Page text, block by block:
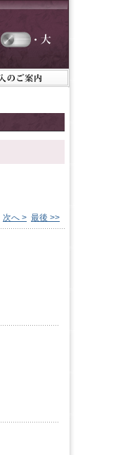
次へ > 最後 >>